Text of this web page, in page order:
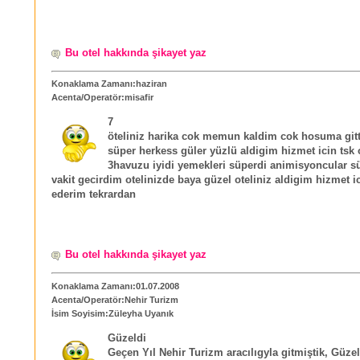
Bu otel hakkında şikayet yaz
Konaklama Zamanı:haziran
Acenta/Operatör:misafir
7
öteliniz harika cok memun kaldim cok hosuma
süper herkess güler yüzlü aldigim hizmet icin tsk
3havuzu iyidi yemekleri süperdi animisyoncular
vakit gecirdim otelinizde baya güzel oteliniz aldigim hizmet
ederim tekrardan
Bu otel hakkında şikayet yaz
Konaklama Zamanı:01.07.2008
Acenta/Operatör:Nehir Turizm
İsim Soyisim:Züleyha Uyanık
Güzeldi
Geçen Yıl Nehir Turizm aracılıgyla gitmiştik,